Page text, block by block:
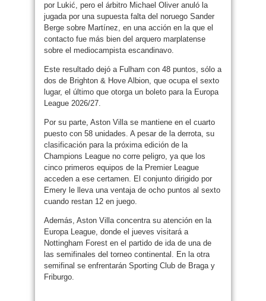
por Lukić, pero el árbitro Michael Oliver anuló la
jugada por una supuesta falta del noruego Sander
Berge sobre Martínez, en una acción en la que el
contacto fue más bien del arquero marplatense
sobre el mediocampista escandinavo.
Este resultado dejó a Fulham con 48 puntos, sólo a
dos de Brighton & Hove Albion, que ocupa el sexto
lugar, el último que otorga un boleto para la Europa
League 2026/27.
Por su parte, Aston Villa se mantiene en el cuarto
puesto con 58 unidades. A pesar de la derrota, su
clasificación para la próxima edición de la
Champions League no corre peligro, ya que los
cinco primeros equipos de la Premier League
acceden a ese certamen. El conjunto dirigido por
Emery le lleva una ventaja de ocho puntos al sexto
cuando restan 12 en juego.
Además, Aston Villa concentra su atención en la
Europa League, donde el jueves visitará a
Nottingham Forest en el partido de ida de una de
las semifinales del torneo continental. En la otra
semifinal se enfrentarán Sporting Club de Braga y
Friburgo.